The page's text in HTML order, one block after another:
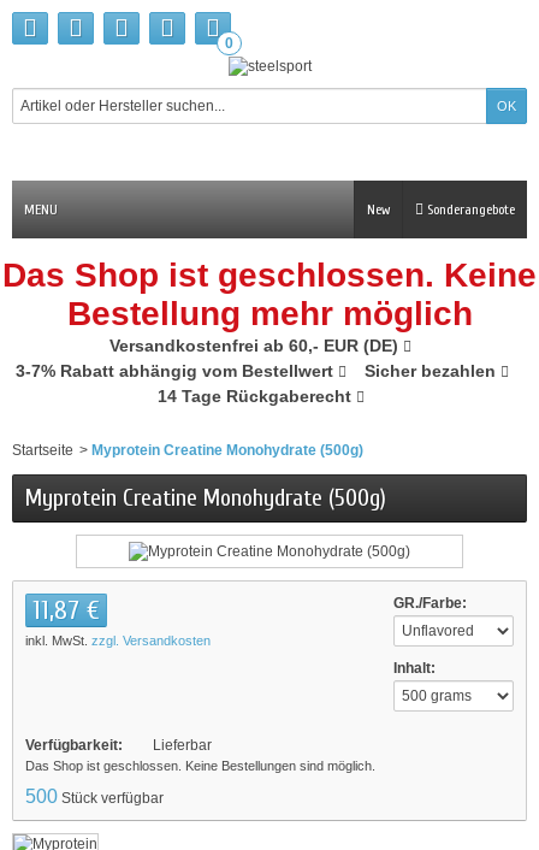
0
MENU Sonderangebote
New
Das Shop ist geschlossen. Keine
Bestellung mehr möglich
Versandkostenfrei ab 60,- EUR (DE)
3-7% Rabatt abhängig vom Bestellwert
Sicher bezahlen
14 Tage Rückgaberecht
Startseite > Myprotein Creatine Monohydrate (500g)
Myprotein Creatine Monohydrate (500g)
GR./Farbe:
Inhalt:
11,87 €
inkl. MwSt. zzgl. Versandkosten
Verfügbarkeit: Lieferbar
Das Shop ist geschlossen. Keine Bestellungen sind möglich.
500 Stück verfügbar